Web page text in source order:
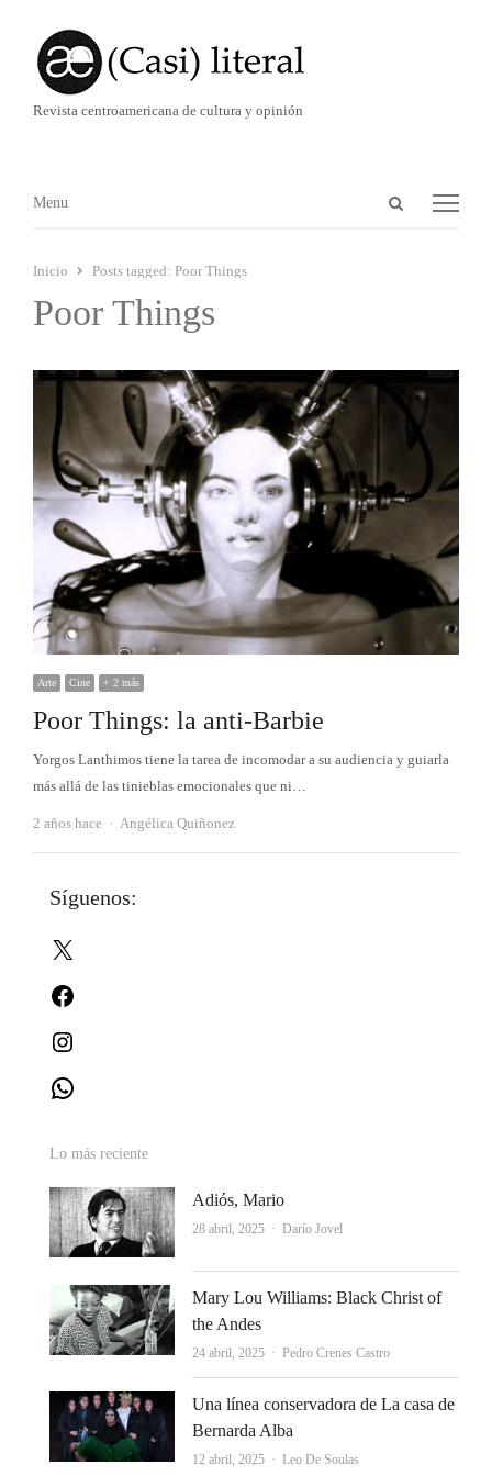
Revista centroamericana de cultura y opinión
Abrir
Menú
Menu
Inicio Posts tagged: Poor Things
Poor Things
Arte Cine + 2 más
Poor Things: la anti-Barbie
Yorgos Lanthimos tiene la tarea de incomodar a su audiencia y guiarla
más allá de las tinieblas emocionales que ni…
2 años hace Autor
Angélica Quiñonez
Síguenos:
Lo más reciente
Adiós, Mario
28 abril, 2025 Autor
Darío Jovel
Mary Lou Williams: Black Christ of
the Andes
24 abril, 2025 Autor
Pedro Crenes Castro
Una línea conservadora de La casa de
Bernarda Alba
12 abril, 2025 Autor
Leo De Soulas